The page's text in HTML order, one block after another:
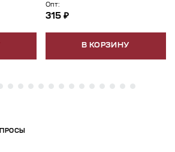
Опт:
315 ₽
В КОРЗИНУ